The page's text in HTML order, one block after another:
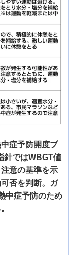
症予防開度ブ
針ではWBGT値
意の基準を示
否を判断。ガ
中症予防のため